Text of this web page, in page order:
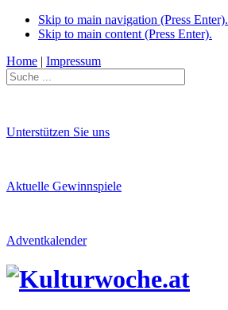
Skip to main navigation (Press Enter).
Skip to main content (Press Enter).
Home | Impressum
Unterstützen Sie uns
Aktuelle Gewinnspiele
Adventkalender